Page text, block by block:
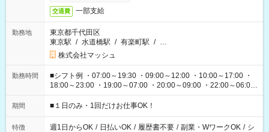
交通費 一部支給
勤務地
東京都千代田区
東京駅 / 水道橋駅 / 有楽町駅 / …
株式会社マッシュ
勤務時間
■シフト例 ・07:00～19:30 ・09:00～12:00 ・10:00～17:00 ・
18:00～23:00 ・19:00～07:00 ・20:00～09:00 ・22:00～06:00
etc ★最短で3時間で5,120円のお仕事から 15時間で2万円近く稼
げるお仕事も！ ご希望のお時間に合わせてご紹介！ ※シフトは
ください！
期間 ■１日のみ・1回だけお仕事OK！
特徴 週1日からOK / 日払いOK / 履歴書不要 / 副業・WワークOK / シ